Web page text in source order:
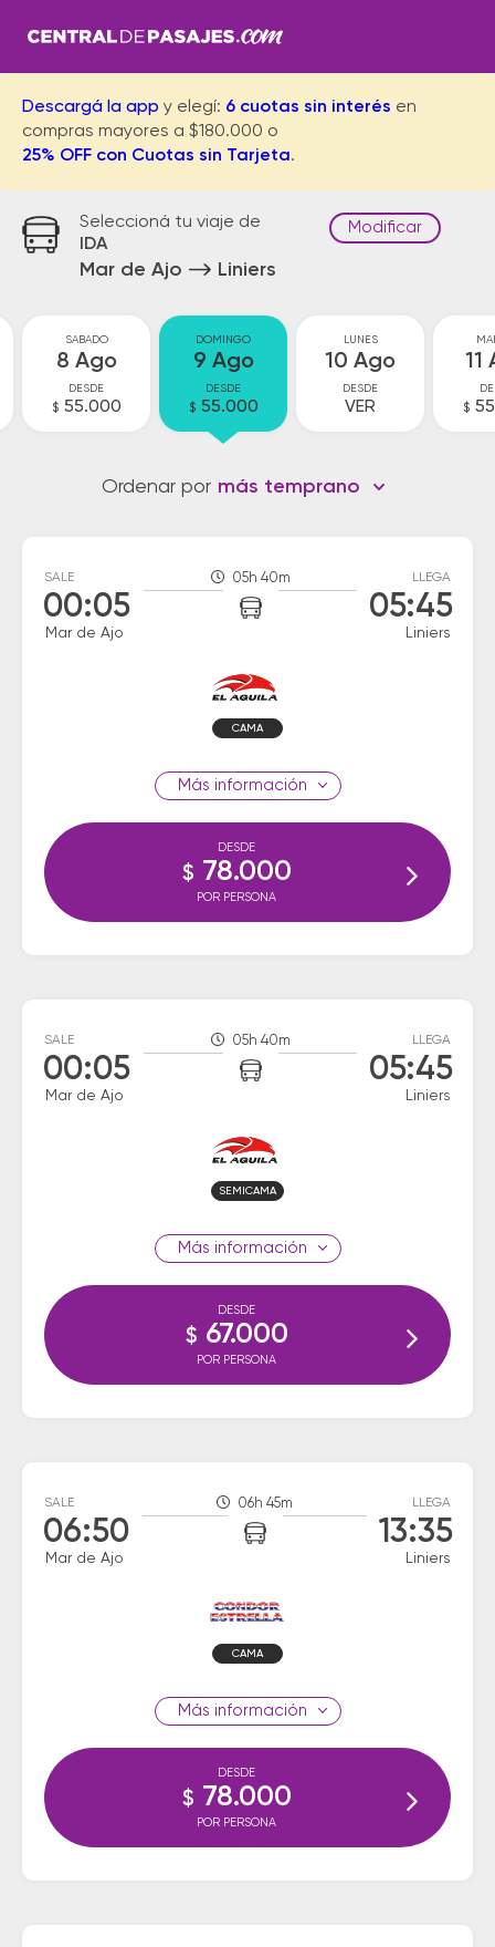
Descargá la app y elegí: 6 cuotas sin interés en
compras mayores a $180.000 o
25% OFF con Cuotas sin Tarjeta.
Seleccioná tu viaje de
IDA
Mar de Ajo Liniers
Modificar
SABADO
8 Ago
DESDE
$ 55.000
DOMINGO
9 Ago
DESDE
$ 55.000
LUNES
10 Ago
DESDE
VER
11
$
Ordenar por más temprano
SALE
00:05
Mar de Ajo
05h 40m LLEGA
05:45
Liniers
CAMA
información
DESDE
$ 78.000
POR PERSONA
SALE
00:05
Mar de Ajo
05h 40m LLEGA
05:45
Liniers
SEMICAMA
información
DESDE
$ 67.000
POR PERSONA
SALE
06:50
Mar de Ajo
06h 45m LLEGA
13:35
Liniers
CAMA
información
DESDE
$ 78.000
POR PERSONA